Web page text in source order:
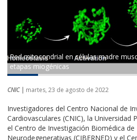
Red mitocondrial en células madre
etapas miogénicas
CNIC | martes, 23 de agosto de 2022
Investigadores del Centro Nacional de
Cardiovasculares (CNIC), la Universidad
el Centro de Investigación Biomédica de
Neurodegenerativas (CIBERNED) y el